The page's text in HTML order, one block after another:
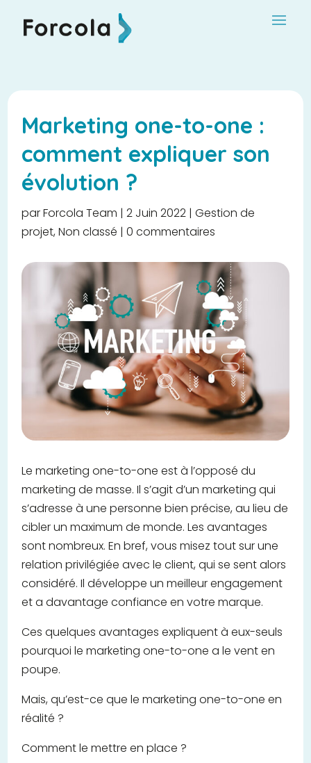
Marketing one-to-one :
comment expliquer son
évolution ?
parForcola Team |2 Juin 2022 |Gestion de
projet,Non classé |0 commentaires
Le marketing one-to-one est à l’opposé du
marketing de masse. Il s’agit d’un marketing qui
s’adresse à une personne bien précise, au lieu de
cibler un maximum de monde. Les avantages
sont nombreux. En bref, vous misez tout sur une
relation privilégiée avec le client, qui se sent alors
considéré. Il développe un meilleur engagement
et a davantage confiance en votre marque.
Ces quelques avantages expliquent à eux-seuls
pourquoi le marketing one-to-one a le vent en
poupe.
Mais, qu’est-ce que le marketing one-to-one en
réalité ?
Comment le mettre en place ?